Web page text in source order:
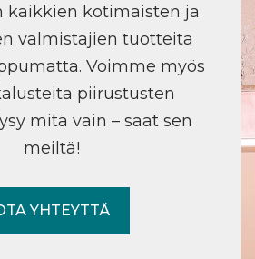
kaikkien kotimaisten ja
valmistajien tuotteita
Voimme myös
piirustusten
mitä vain – saat sen
meiltä!
YHTEYTTÄ